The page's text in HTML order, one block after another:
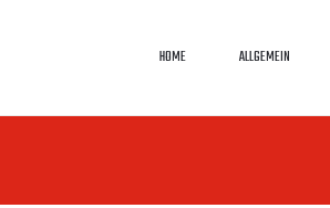
HOME ALLGEMEIN